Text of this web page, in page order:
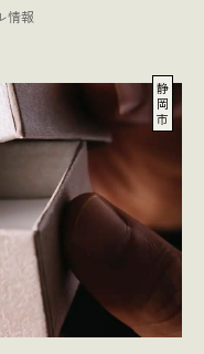
情報
静
岡
市